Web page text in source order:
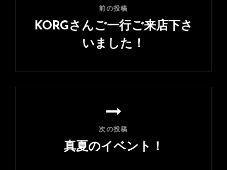
シ
ョ
前の投稿
KORGさんご一行ご来店下さ
いました！
の
次の投稿
真夏のイベント！